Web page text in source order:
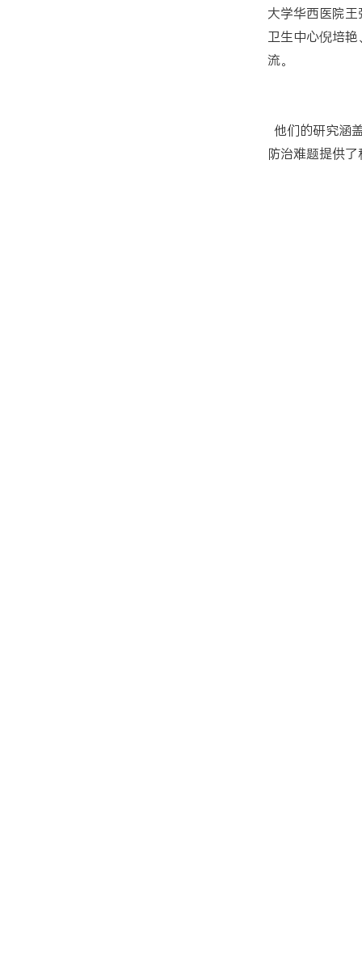
大学华西医院
卫生中心倪培
流。
他们的研究涵
防治难题提供